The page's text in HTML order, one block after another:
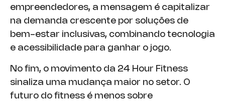
empreendedores, a mensagem é capitalizar
na demanda crescente por soluções de
bem-estar inclusivas, combinando tecnologia
e acessibilidade para ganhar o jogo.
No fim, o movimento da 24 Hour Fitness
sinaliza uma mudança maior no setor. O
futuro do fitness é menos sobre